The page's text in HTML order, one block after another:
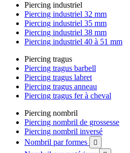
Piercing industriel
Piercing industriel 32 mm
Piercing industriel 35 mm
Piercing industriel 38 mm
Piercing industriel 40 à 51 mm
Piercing tragus
Piercing tragus barbell
Piercing tragus labret
Piercing tragus anneau
Piercing tragus fer à cheval
Piercing nombril
Piercing nombril de grossesse
Piercing nombril inversé
Nombril par formes
